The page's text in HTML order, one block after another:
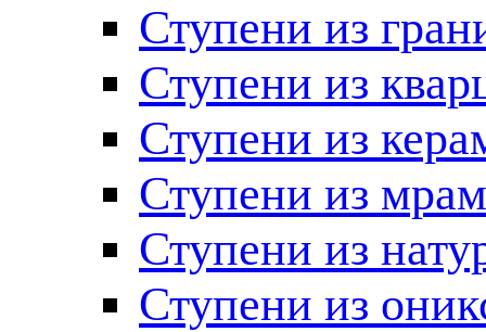
Ступени из
Ступени из
Ступени из
Ступени из
Ступени из
Ступени из